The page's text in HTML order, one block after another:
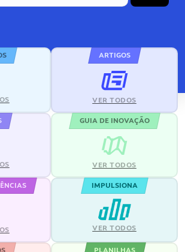
ARTIGOS
VER TODOS
GUIA DE INOVAÇÃO
VER TODOS
IMPULSIONA
VER TODOS
PLANILHAS